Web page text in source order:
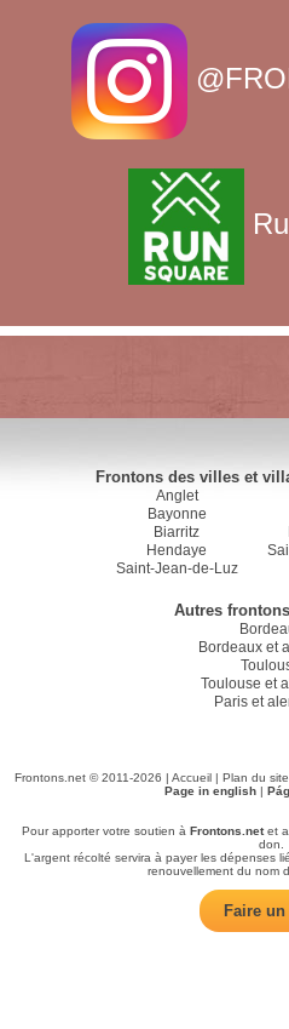
Frontons des villes et
Anglet
Bayonne
Biarritz
Hendaye
Saint-Jean-de-Luz
Autres
Bordeaux et
Toulouse et
Paris et
Frontons.net © 2011-2026 | Accueil| Plan du site
Page in english |
Pour apporter votre soutien à Frontons.netet
don.
L'argent récolté servira à payer les dépenses
renouvellement du nom
Faire